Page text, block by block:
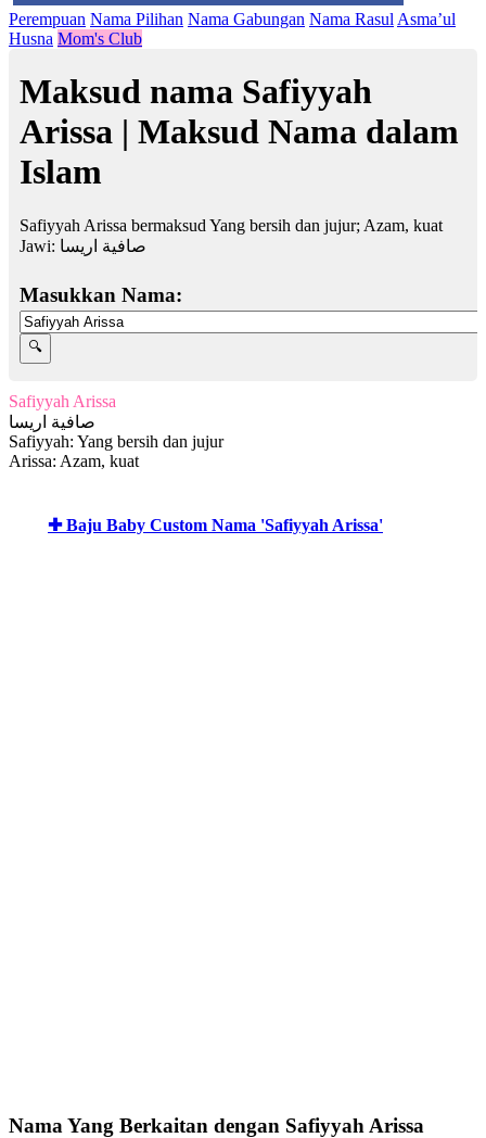
Perempuan Nama Pilihan Nama Gabungan Nama Rasul Asma’ul
Husna Mom's Club
Maksud nama Safiyyah
Arissa | Maksud Nama dalam
Islam
Safiyyah Arissa bermaksud Yang bersih dan jujur; Azam, kuat
Jawi: صافية اريسا
Masukkan Nama:
Safiyyah Arissa
صافية اريسا
Safiyyah: Yang bersih dan jujur
Arissa: Azam, kuat
✚ Baju Baby Custom Nama 'Safiyyah Arissa'
Nama Yang Berkaitan dengan Safiyyah Arissa